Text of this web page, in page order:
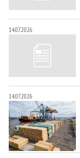
14.07.2026
14.07.2026